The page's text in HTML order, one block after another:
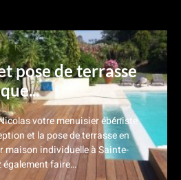
pose de terrasse
votre menuisier ébéniste
et la pose de terrasse en
maison individuelle à Sainte-
également faire…